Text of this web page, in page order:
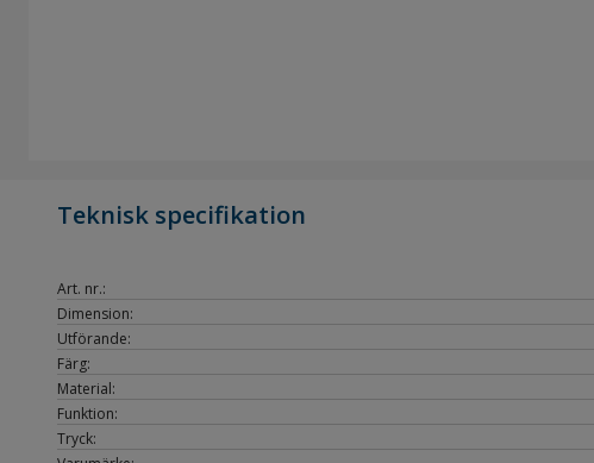
Teknisk specifikation
Art. nr.:
Dimension:
Utförande:
Färg:
Material:
Funktion:
Tryck: